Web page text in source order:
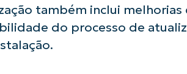
também inclui melhorias
do processo de
usar as análises de KB